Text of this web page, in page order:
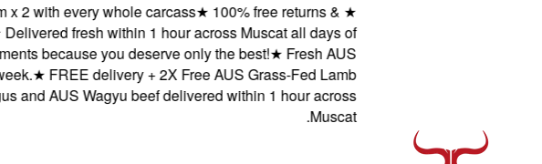
★
with every whole carcass★100% free returns &
fresh within 1 hour across Muscat all days of
because you deserve only the best!★Fresh AUS
★FREE delivery + 2X Free AUS Grass-Fed Lamb
AUS Wagyu beef delivered within 1 hour across
Muscat.